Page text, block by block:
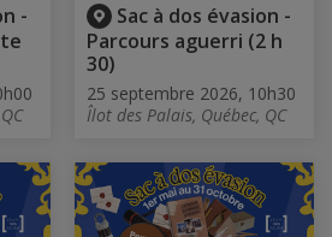
-
Sac à dos évasion -
Parcours aguerri (2 h
30)
25 septembre 2026, 10h30
Îlot des Palais, Québec, QC